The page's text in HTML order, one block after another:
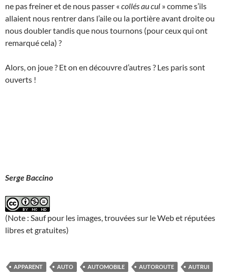
ne pas freiner et de nous passer « collés au cul » comme s’ils
allaient nous rentrer dans l’aile ou la portière avant droite ou
nous doubler tandis que nous tournons (pour ceux qui ont
remarqué cela) ?
Alors, on joue ? Et on en découvre d’autres ? Les paris sont
ouverts !
Serge Baccino
(Note : Sauf pour les images, trouvées sur le Web et réputées
libres et gratuites)
APPARENT AUTO AUTOMOBILE AUTOROUTE
AUTRUI